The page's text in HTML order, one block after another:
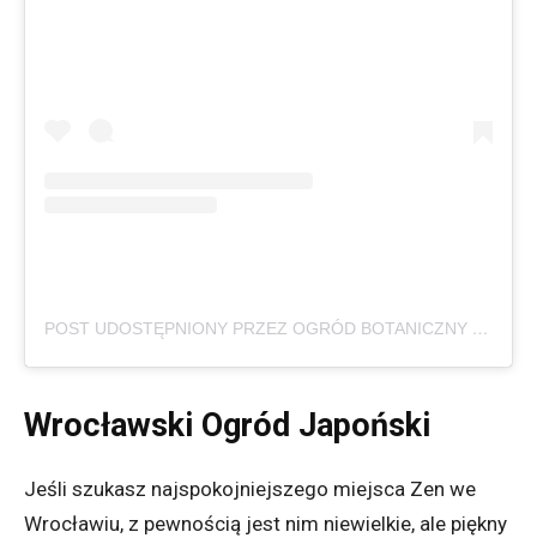
POST UDOSTĘPNIONY PRZEZ OGRÓD BOTANICZNY UWR (@OGRODBOTANICZNYUWR)
Wrocławski Ogród Japoński
Jeśli szukasz najspokojniejszego miejsca Zen we
Wrocławiu, z pewnością jest nim niewielkie, ale piękny